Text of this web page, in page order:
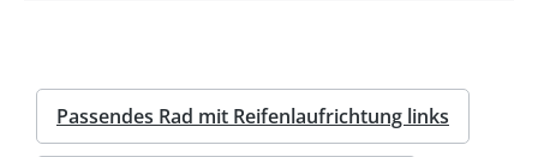
Passendes Rad mit Reifenlaufrichtung links